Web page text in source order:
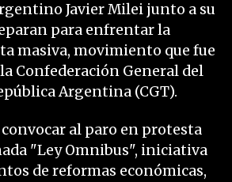
Javier Milei junto a su
para enfrentar la
masiva, movimiento que fue
Confederación General del
Argentina (CGT).
convocar al paro en protesta
"Ley Omnibus", iniciativa
de reformas económicas,